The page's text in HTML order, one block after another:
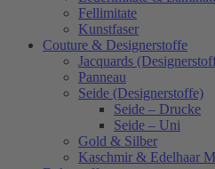
Fellimitate
Kunstfaser
Couture & Designerstoffe
Jacquards
Panneau
Seide (Designerstoffe)
Seide – Drucke
Seide – Uni
Gold & Silber
Kaschmir & Edelhaar